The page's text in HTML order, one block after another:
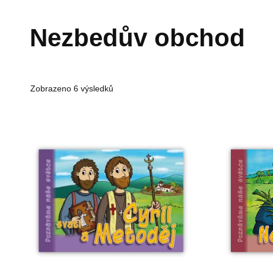
obsahNezbedův obchod
Zobrazeno 6 výsledků